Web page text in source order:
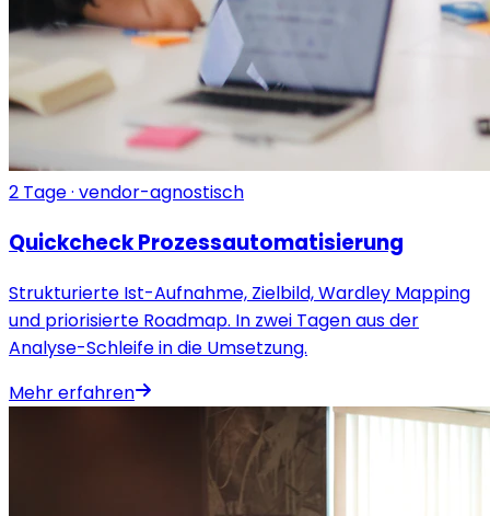
2 Tage · vendor-agnostisch
Quickcheck Prozessautomatisierung
Strukturierte Ist-Aufnahme, Zielbild, Wardley Mapping
und priorisierte Roadmap. In zwei Tagen aus der
Analyse-Schleife in die Umsetzung.
Mehr erfahren